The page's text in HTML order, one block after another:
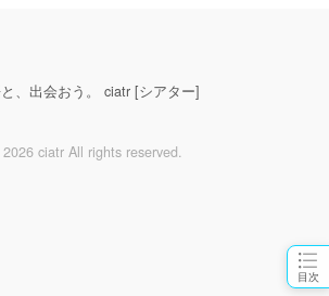
目次
、出会おう。 ciatr [シアター]
ciatr All rights reserved.